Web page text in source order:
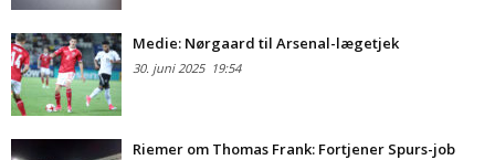
Medie: Nørgaard til Arsenal-lægetjek
30. juni 202519:54
Riemer om Thomas Frank: Fortjener Spurs-job